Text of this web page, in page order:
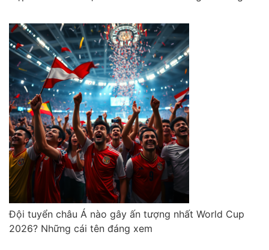
Đội tuyển châu Á nào gây ấn tượng nhất World Cup
2026? Những cái tên đáng xem